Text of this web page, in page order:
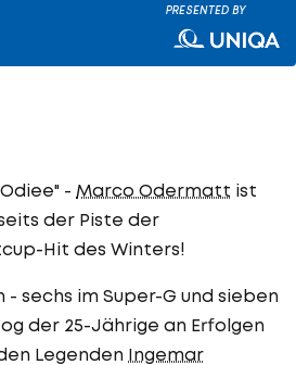
PRESENTED BY
- Marco Odermatt ist
der Piste der
Hit des Winters!
- sechs im Super-G und sieben
der 25-Jährige an Erfolgen
Legenden Ingemar